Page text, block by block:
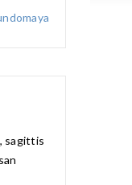
sagittis